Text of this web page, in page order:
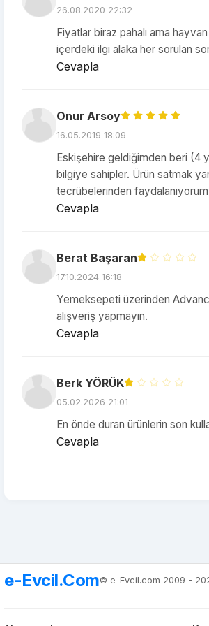
26.08.2020 22:32
Fiyatlar biraz pahalı ama
içerdeki ilgi alaka her sorulan
Cevapla
Onur Arsoy
16.05.2019 18:09
Eskişehire geldiğimden beri (4
bilgiye sahipler. Ürün satmak
tecrübelerinden
Cevapla
Berat Başaran
17.10.2024 16:18
Yemeksepeti üzerinden
alışveriş yapmayın.
Cevapla
Berk YÖRÜK
05.02.2026 21:01
En önde duran ürünlerin son
Cevapla
e-Evcil.Com© e-Evcil.com 2009 -